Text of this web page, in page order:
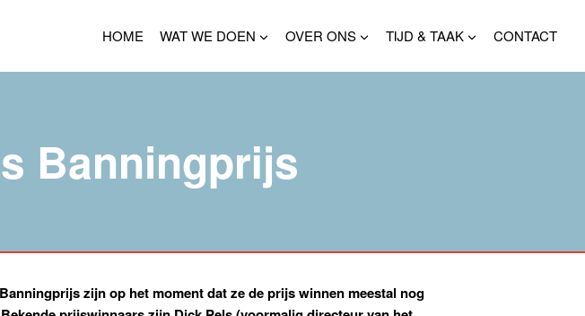
HOME WAT WE DOEN OVER ONS TIJD & TAAK CONTACT
Banningprijs
zijn op het moment dat ze de prijs winnen meestal nog